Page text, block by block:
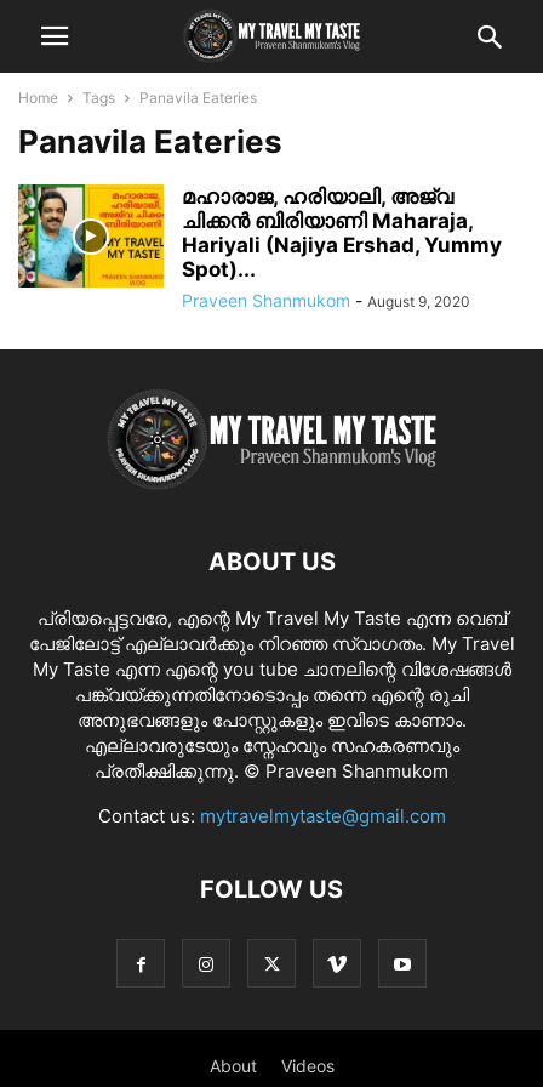
Home Tags Panavila Eateries
Panavila Eateries
മഹാരാജ, ഹരിയാലി, അജ്‌വ
ചിക്കൻ ബിരിയാണി Maharaja,
Hariyali (Najiya Ershad, Yummy
Spot)...
Praveen Shanmukom - August 9, 2020
ABOUT US
പ്രിയപ്പെട്ടവരേ, എന്റെ My Travel My Taste എന്ന വെബ്
പേജിലോട്ട് എല്ലാവർക്കും നിറഞ്ഞ സ്വാഗതം. My Travel
My Taste എന്ന എന്റെ you tube ചാനലിന്റെ വിശേഷങ്ങൾ
പങ്ക്വയ്ക്കുന്നതിനോടൊപ്പം തന്നെ എന്റെ രുചി
അനുഭവങ്ങളും പോസ്റ്റുകളും ഇവിടെ കാണാം.
എല്ലാവരുടേയും സ്നേഹവും സഹകരണവും
പ്രതീക്ഷിക്കുന്നു. © Praveen Shanmukom
Contact us: mytravelmytaste@gmail.com
FOLLOW US
About Videos